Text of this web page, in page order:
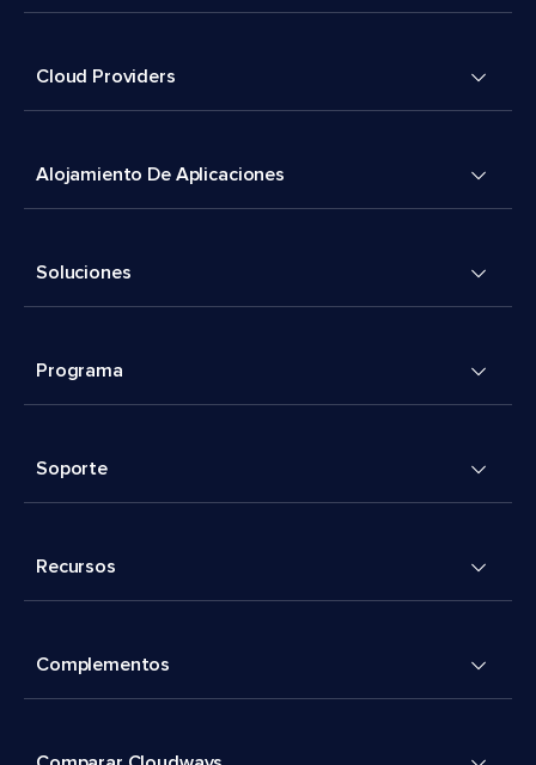
Cloud Providers
Alojamiento De Aplicaciones
Soluciones
Programa
Soporte
Recursos
Complementos